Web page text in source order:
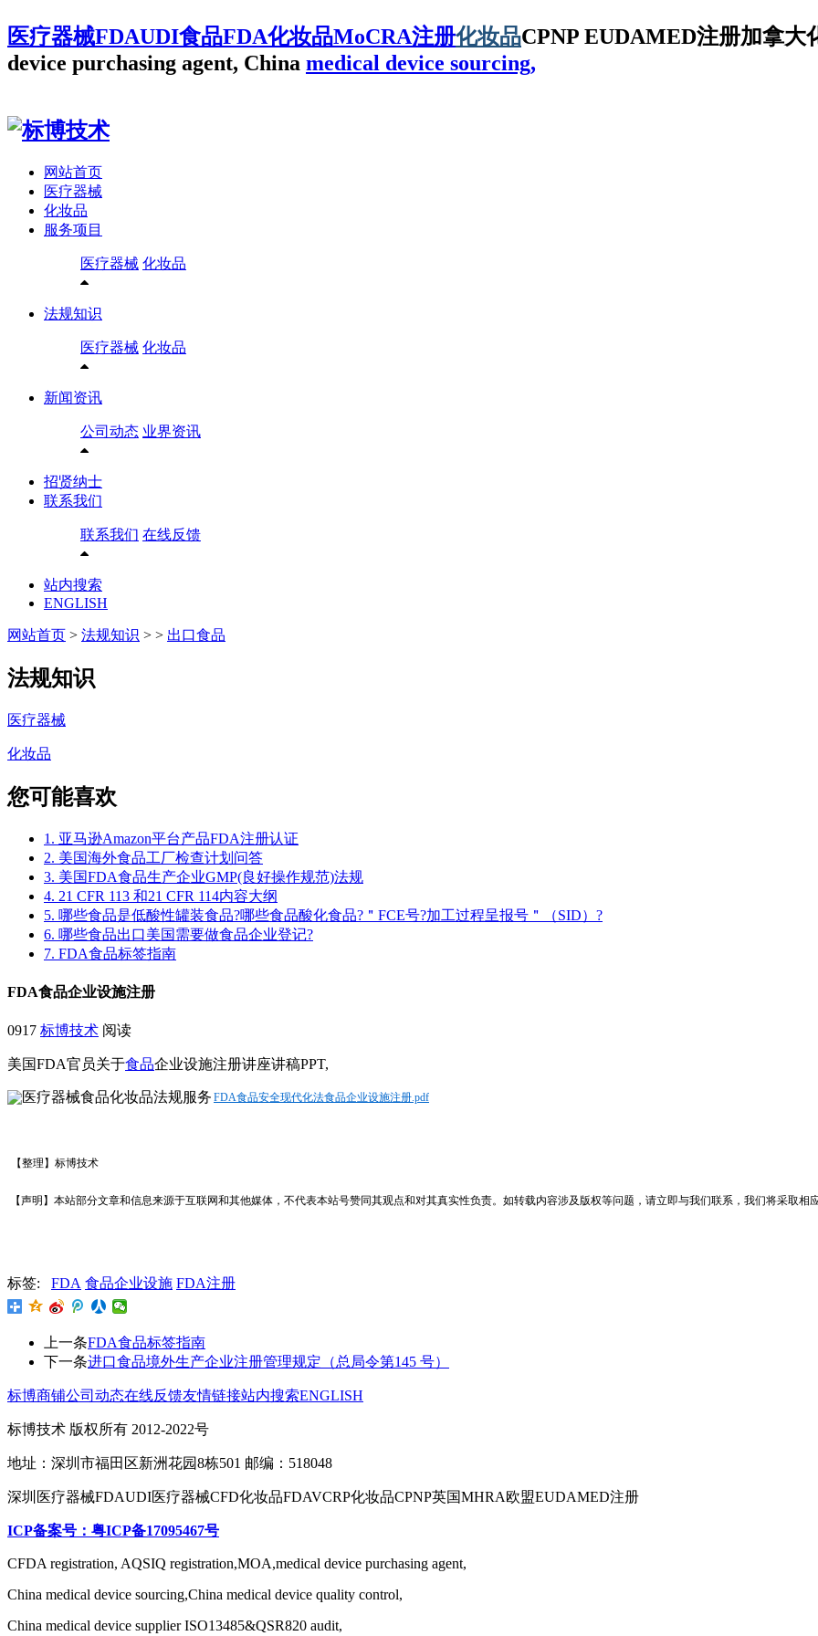
医疗器械FDAUDI食品FDA化妆品MoCRA注册化妆品CPNP EUDAMED注册加拿大
device purchasing agent, China medical device sourcing,
网站首页
医疗器械
化妆品
服务项目
医疗器械 化妆品
法规知识
医疗器械 化妆品
新闻资讯
公司动态 业界资讯
招贤纳士
联系我们
联系我们 在线反馈
站内搜索
ENGLISH
网站首页 > 法规知识 > > 出口食品
法规知识
医疗器械
化妆品
您可能喜欢
1. 亚马逊Amazon平台产品FDA注册认证
2. 美国海外食品工厂检查计划问答
3. 美国FDA食品生产企业GMP(良好操作规范)法规
4. 21 CFR 113 和21 CFR 114内容大纲
5. 哪些食品是低酸性罐装食品?哪些食品酸化食品?＂FCE号?加工过程呈报号＂（SID）?
6. 哪些食品出口美国需要做食品企业登记?
7. FDA食品标签指南
FDA食品企业设施注册
0917 标博技术 阅读
美国FDA官员关于食品企业设施注册讲座讲稿PPT,
FDA食品安全现代化法食品企业设施注册.pdf
【整理 】标博技术
【声明】本站部分文章和信息来源于互联网和其他媒体，不代表本站号赞同其观点和对其真实性负责。如转载内容涉及版权等问题，请立即与我们联系，我们将采取相
标签: FDA 食品企业设施 FDA注册
上一条FDA食品标签指南
下一条进口食品境外生产企业注册管理规定（总局令第145 号）
标博商铺公司动态在线反馈友情链接站内搜索ENGLISH
标博技术 版权所有 2012-2022号
地址：深圳市福田区新洲花园8栋501 邮编：518048
深圳医疗器械FDAUDI医疗器械CFD化妆品FDAVCRP化妆品CPNP英国MHRA欧盟EUDAMED注册
ICP备案号：粤ICP备17095467号
CFDA registration, AQSIQ registration,MOA,medical device purchasing agent,
China medical device sourcing,China medical device quality control,
China medical device supplier ISO13485&QSR820 audit,